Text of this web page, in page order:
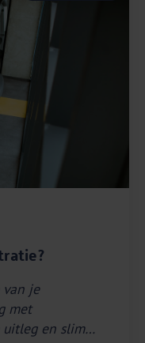
je
met
en slimme